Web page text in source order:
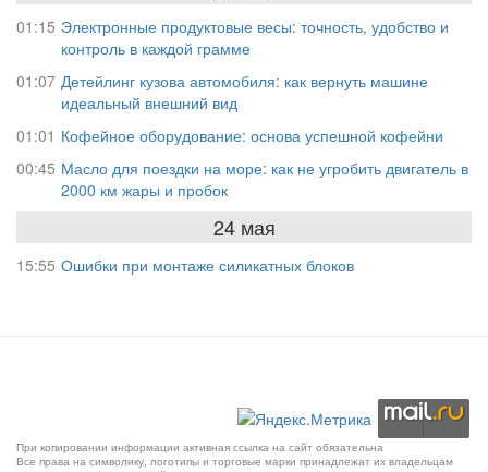
01:15 Электронные продуктовые весы: точность, удобство и
контроль в каждой грамме
01:07 Детейлинг кузова автомобиля: как вернуть машине
идеальный внешний вид
01:01 Кофейное оборудование: основа успешной кофейни
00:45 Масло для поездки на море: как не угробить двигатель в
2000 км жары и пробок
24 мая
15:55 Ошибки при монтаже силикатных блоков
При копировании информации активная ссылка на сайт обязательна
Все права на символику, логотипы и торговые марки принадлежат их владельцам